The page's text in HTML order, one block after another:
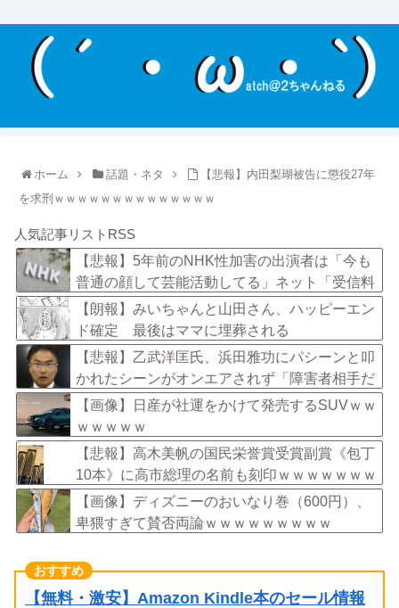
ホーム 話題・ネタ
【悲報】内田梨瑚被告に懲役27年
を求刑ｗｗｗｗｗｗｗｗｗｗｗｗｗｗ
人気記事リストRSS
【悲報】5年前のNHK性加害の出演者は「今も
普通の顔して芸能活動してる」ネット「受信料
を取るくらいなら詳細を伝えよ」
【朗報】みいちゃんと山田さん、ハッピーエン
ド確定 最後はママに埋葬される
【悲報】乙武洋匡氏、浜田雅功にパシーンと叩
かれたシーンがオンエアされず「障害者相手だ
と放送されなくなる。俺、逆差別だと思って」
【画像】日産が社運をかけて発売するSUVｗｗ
ｗｗｗｗｗ
【悲報】高木美帆の国民栄誉賞受賞副賞《包丁
10本》に高市総理の名前も刻印ｗｗｗｗｗｗｗ
ｗｗ
【画像】ディズニーのおいなり巻（600円）、
卑猥すぎて賛否両論ｗｗｗｗｗｗｗｗｗ
【無料・激安】Amazon Kindle本のセール情報